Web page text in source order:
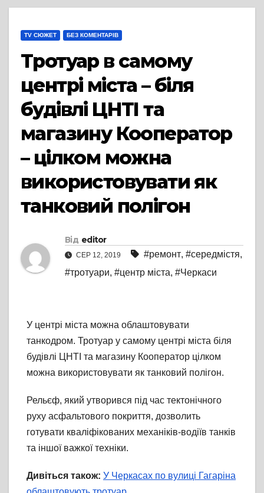
TV СЮЖЕТ БЕЗ КОМЕНТАРІВ
Тротуар в самому
центрі міста – біля
будівлі ЦНТІ та
магазину Кооператор
– цілком можна
використовувати як
танковий полігон
Від editor
СЕР 12, 2019 #ремонт, #середмістя,
#тротуари, #центр міста, #Черкаси
У центрі міста можна облаштовувати
танкодром. Тротуар у самому центрі міста біля
будівлі ЦНТІ та магазину Кооператор цілком
можна використовувати як танковий полігон.
Рельєф, який утворився під час тектонічного
руху асфальтового покриття, дозволить
готувати кваліфікованих механіків-водіїв танків
та іншої важкої техніки.
Дивіться також: У Черкасах по вулиці Гагаріна